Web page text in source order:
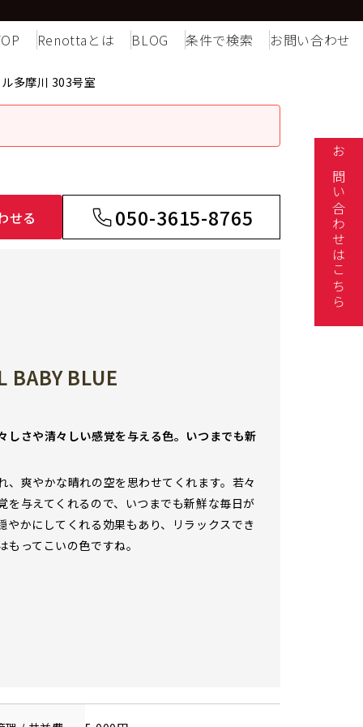
Renottaとは BLOG 条件で検索 お問い合わせ
多摩川 303号室
せる 050-3615-8765
BABY BLUE
しさや清々しい感覚を与える色。いつまでも新
、爽やかな晴れの空を思わせてくれます。若々
を与えてくれるので、いつまでも新鮮な毎日が
やかにしてくれる効果もあり、リラックスでき
もってこいの色ですね。
お問い合わせはこちら